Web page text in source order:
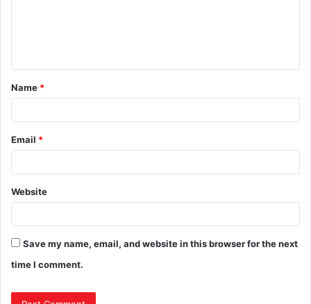
Name *
Email *
Website
Save my name, email, and website in this browser for the next
time I comment.